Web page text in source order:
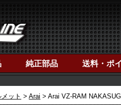
純正部品 送料・ポ
ット Arai Arai VZ-RAM